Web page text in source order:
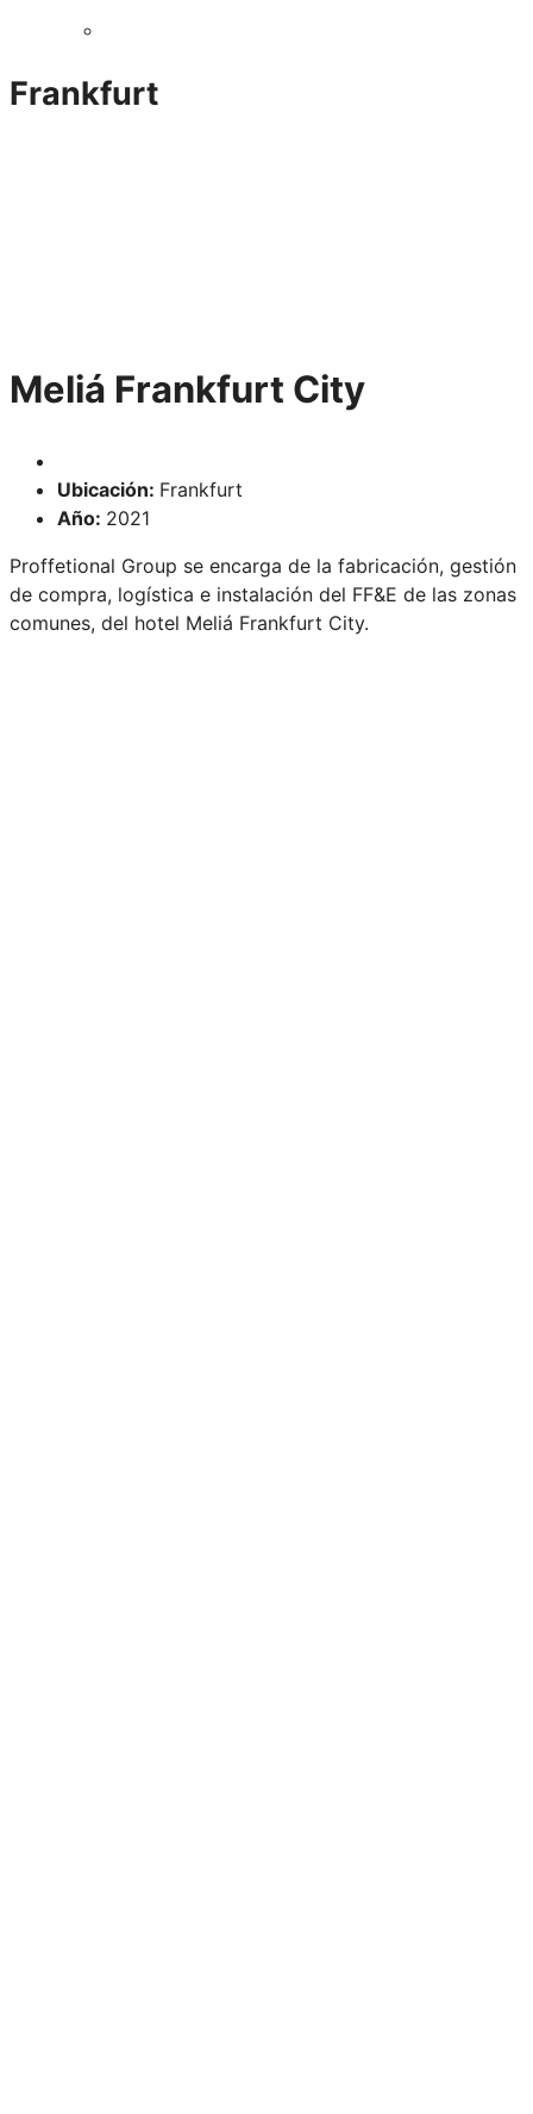
Frankfurt
Meliá Frankfurt City
Ubicación: Frankfurt
Año: 2021
Proffetional Group se encarga de la fabricación, gestión
de compra, logística e instalación del FF&E de las zonas
comunes, del hotel Meliá Frankfurt City.